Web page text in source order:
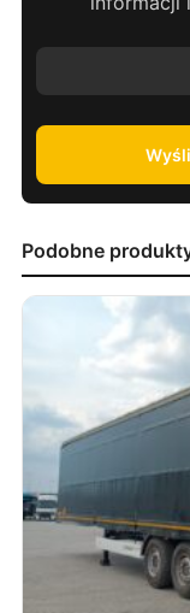
Podobne